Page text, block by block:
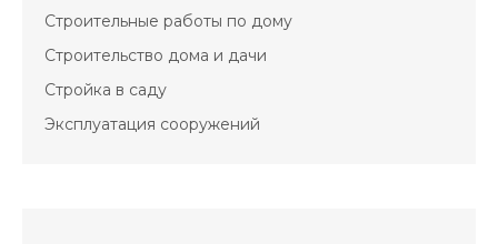
Строительные работы по дому
Строительство дома и дачи
Стройка в саду
Эксплуатация сооружений